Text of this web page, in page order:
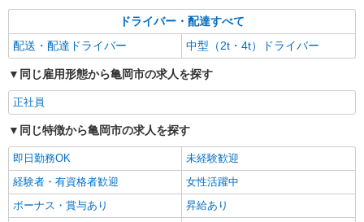
ドライバー・配達すべて
配送・配達ドライバー
中型（2t・4t）ドライバー
同じ雇用形態から亀岡市の求人を探す
正社員
同じ特徴から亀岡市の求人を探す
即日勤務OK
未経験歓迎
経験者・有資格者歓迎
女性活躍中
ボーナス・賞与あり
昇給あり